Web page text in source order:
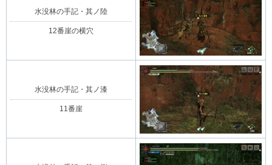
水没林の手記・其ノ陸
12番崖の横穴
水没林の手記・其ノ漆
11番崖